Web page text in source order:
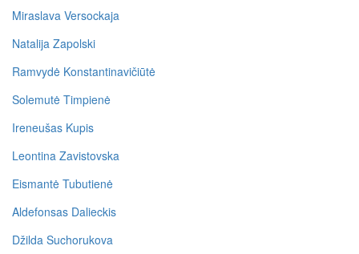
Miraslava Versockaja
Natalija Zapolski
Ramvydė Konstantinavičiūtė
Solemutė Timpienė
Ireneušas Kupis
Leontina Zavistovska
Eismantė Tubutienė
Aldefonsas Dalieckis
Džilda Suchorukova